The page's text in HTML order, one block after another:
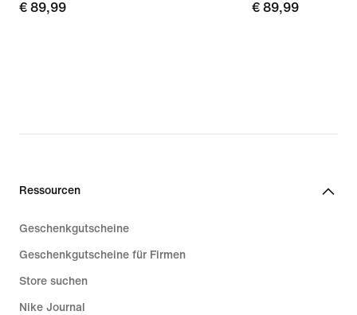
€ 89,99
€ 89,99
€ 89,99
€ 89,99
Ressourcen
Geschenkgutscheine
Geschenkgutscheine für Firmen
Store suchen
Nike Journal